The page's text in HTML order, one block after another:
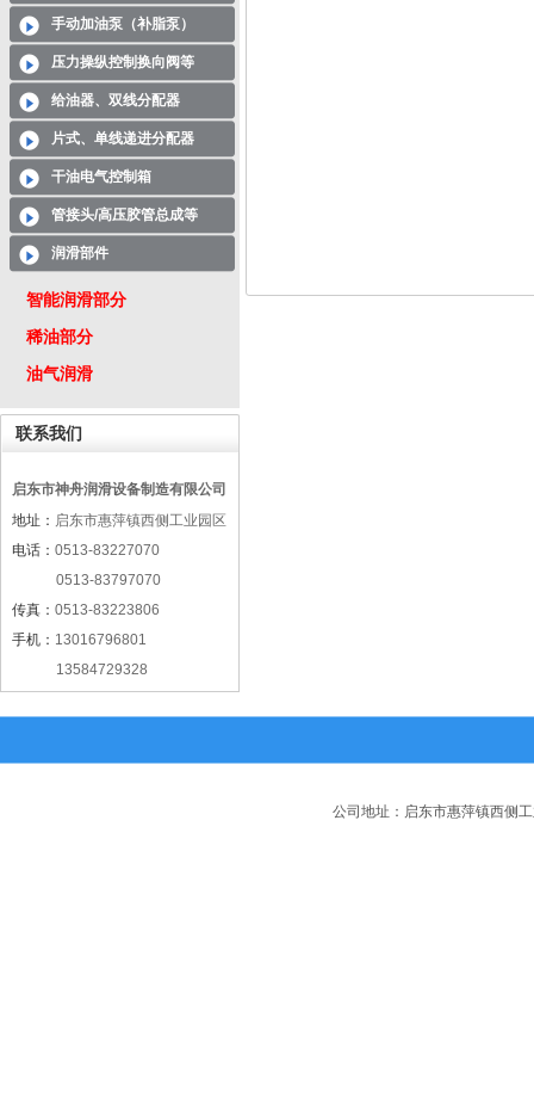
手动加油泵（补脂泵）
压力操纵控制换向阀等
给油器、双线分配器
片式、单线递进分配器
干油电气控制箱
管接头/高压胶管总成等
润滑部件
智能润滑部分
稀油部分
油气润滑
联系我们
启东市神舟润滑设备制造有限公司
地址： 启东市惠萍镇西侧工业园区
电话： 0513-83227070
0513-83797070
传真： 0513-83223806
手机： 13016796801
13584729328
公司地址：启东市惠萍镇西侧工